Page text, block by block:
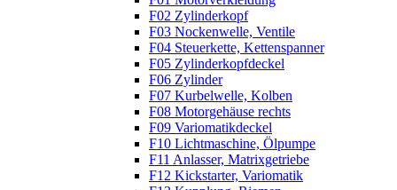
F02 Zylinderkopf
F03 Nockenwelle, Ventile
F04 Steuerkette, Kettenspanner
F05 Zylinderkopfdeckel
F06 Zylinder
F07 Kurbelwelle, Kolben
F08 Motorgehäuse rechts
F09 Variomatikdeckel
F10 Lichtmaschine, Ölpumpe
F11 Anlasser, Matrixgetriebe
F12 Kickstarter, Variomatik